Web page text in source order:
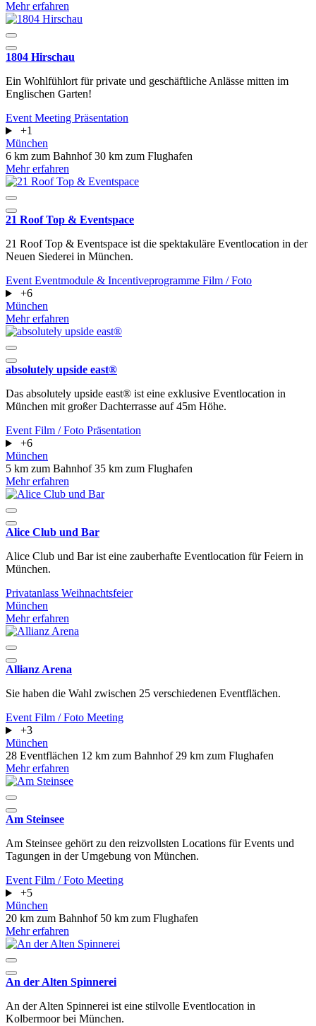
Mehr erfahren
1804 Hirschau
Ein Wohlfühlort für private und geschäftliche Anlässe mitten im
Englischen Garten!
Event Meeting Präsentation
+1
München
6 km zum Bahnhof30 km zum Flughafen
Mehr erfahren
21 Roof Top & Eventspace
21 Roof Top & Eventspace ist die spektakuläre Eventlocation in der
Neuen Siederei in München.
Event Eventmodule & Incentiveprogramme Film / Foto
+6
München
Mehr erfahren
absolutely upside east®
Das absolutely upside east® ist eine exklusive Eventlocation in
München mit großer Dachterrasse auf 45m Höhe.
Event Film / Foto Präsentation
+6
München
5 km zum Bahnhof35 km zum Flughafen
Mehr erfahren
Alice Club und Bar
Alice Club und Bar ist eine zauberhafte Eventlocation für Feiern in
München.
Privatanlass Weihnachtsfeier
München
Mehr erfahren
Allianz Arena
Sie haben die Wahl zwischen 25 verschiedenen Eventflächen.
Event Film / Foto Meeting
+3
München
28 Eventflächen 12 km zum Bahnhof 29 km zum Flughafen
Mehr erfahren
Am Steinsee
Am Steinsee gehört zu den reizvollsten Locations für Events und
Tagungen in der Umgebung von München.
Event Film / Foto Meeting
+5
München
20 km zum Bahnhof 50 km zum Flughafen
Mehr erfahren
An der Alten Spinnerei
An der Alten Spinnerei ist eine stilvolle Eventlocation in
Kolbermoor bei München.